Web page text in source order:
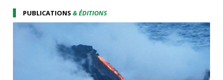
PUBLICATIONS& ÉDITIONS